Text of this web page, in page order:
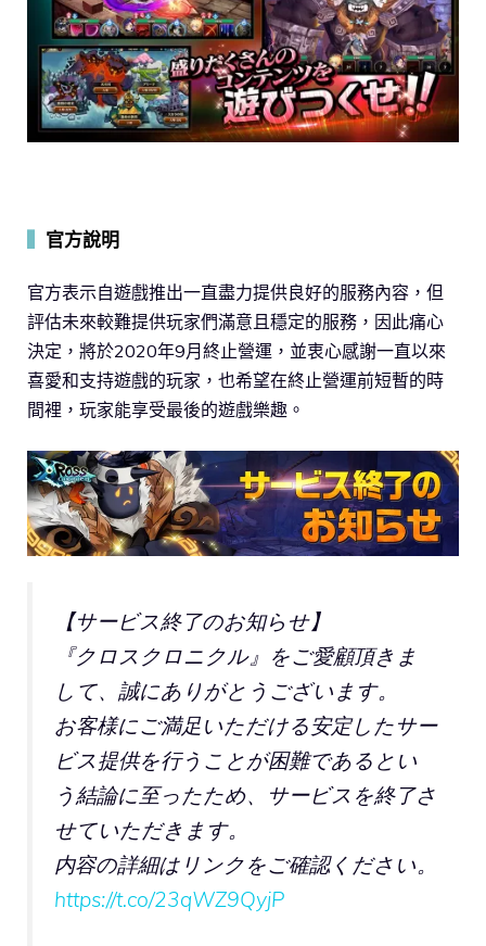
官方說明
官方表示自遊戲推出一直盡力提供良好的服務內容，但
評估未來較難提供玩家們滿意且穩定的服務，因此痛心
決定，將於2020年9月終止營運，並衷心感謝一直以來
喜愛和支持遊戲的玩家，也希望在終止營運前短暫的時
間裡，玩家能享受最後的遊戲樂趣。
【サービス終了のお知らせ】
『クロスクロニクル』をご愛顧頂きま
して、誠にありがとうございます。
お客様にご満足いただける安定したサー
ビス提供を行うことが困難であるとい
う結論に至ったため、サービスを終了さ
せていただきます。
内容の詳細はリンクをご確認ください。
https://t.co/23qWZ9QyjP